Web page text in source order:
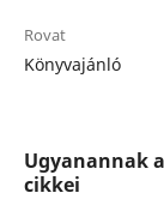
Rovat
Könyvajánló
Ugyanannak
cikkei